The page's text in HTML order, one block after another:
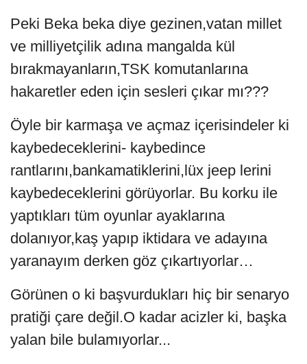
Peki Beka beka diye gezinen,vatan millet
ve milliyetçilik adına mangalda kül
bırakmayanların,TSK komutanlarına
hakaretler eden için sesleri çıkar mı???
Öyle bir karmaşa ve açmaz içerisindeler ki
kaybedeceklerini- kaybedince
rantlarını,bankamatiklerini,lüx jeep lerini
kaybedeceklerini görüyorlar. Bu korku ile
yaptıkları tüm oyunlar ayaklarına
dolanıyor,kaş yapıp iktidara ve adayına
yaranayım derken göz çıkartıyorlar…
Görünen o ki başvurdukları hiç bir senaryo
pratiği çare değil.O kadar acizler ki, başka
yalan bile bulamıyorlar...